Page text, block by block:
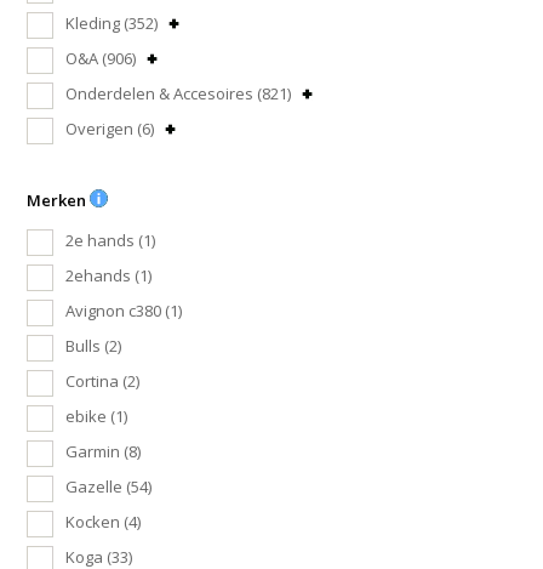
Kleding (352)
O&A (906)
Onderdelen & Accesoires (821)
Overigen (6)
Merken
2e hands (1)
2ehands (1)
Avignon c380 (1)
Bulls (2)
Cortina (2)
ebike (1)
Garmin (8)
Gazelle (54)
Kocken (4)
Koga (33)